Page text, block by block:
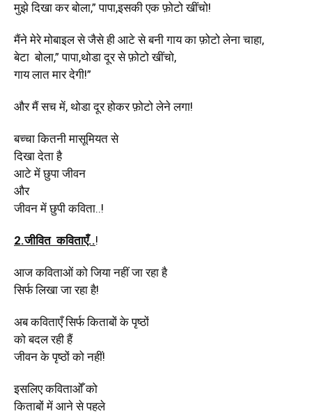
मुझे दिखा कर बोला,” पापा,इसकी एक फ़ोटो खींचो!
मैंने मेरे मोबाइल से जैसे ही आटे से बनी गाय का फ़ोटो लेना चाहा,
बेटा बोला,” पापा,थोडा दूर से फ़ोटो खींचो,
गाय लात मार देगी!”
और मैं सच में, थोडा दूर होकर फ़ोटो लेने लगा!
बच्चा कितनी मासूमियत से
दिखा देता है
आटे में छुपा जीवन
और
जीवन में छुपी कविता..!
2.जीवित कविताएँ..!
आज कविताओं को जिया नहीं जा रहा है
सिर्फ लिखा जा रहा है!
अब कविताएँ सिर्फ किताबों के पृष्ठों
को बदल रही हैं
जीवन के पृष्ठों को नहीं!
इसलिए कविताओँ को
किताबों में आने से पहले